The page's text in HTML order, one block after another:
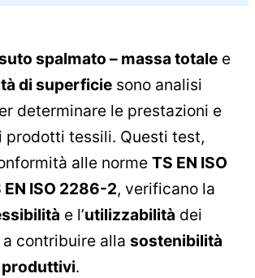
spalmato – massa totale e
di superficie sono analisi
determinare le prestazioni e
prodotti tessili. Questi test,
alle normeTS EN ISO
EN ISO 2286-2, verificano la
e l’utilizzabilità dei
contribuire allasostenibilità
produttivi.